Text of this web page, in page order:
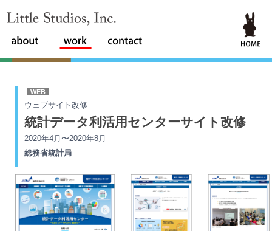
Little Studios, Inc.
WEB
ウェブサイト改修
統計データ利活用センターサイト改修
2020年4月〜2020年8月
総務省統計局